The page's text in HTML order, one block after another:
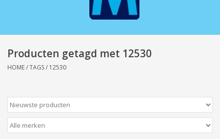
Wonen/koken/huishouden
Wenskaarten
Zeeuws/Streek
Producten getagd met 12530
HOME/TAGS/ 12530